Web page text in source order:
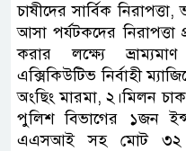
চাষীদের সার্বিক
আসা পর্যটকদের
করার লক্ষ্যে
এক্সিকিউটিভ নির্বাহী
অংছিং মারমা, ২।মিলন
পুলিশ বিভাগের ১জন
এএসআই সহ মোট ৩২